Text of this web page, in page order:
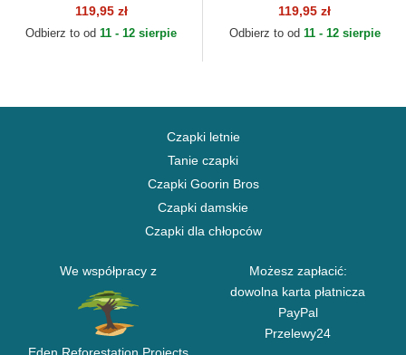
Essential Los Angeles
Dodgers MLB New Era
119,95 zł
Odbierz to od 11 - 12 sierpie
Pop Outline Los Angeles
Dodgers MLB New Era
119,95 zł
Odbierz to od 11 - 12 sierpie
Czapki letnie
Tanie czapki
Czapki Goorin Bros
Czapki damskie
Czapki dla chłopców
We współpracy z
Możesz zapłacić:
dowolna karta płatnicza
PayPal
Przelewy24